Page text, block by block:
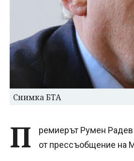
Снимка БТА
П
ремиерът Румен Радев
от прессъобщение на